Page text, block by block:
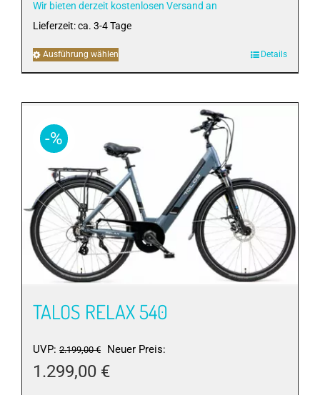
Wir bieten derzeit kostenlosen Versand an
Lieferzeit:ca. 3-4 Tage
Ausführung wählen
Produkt
mehrere
auf.
Die
Optionen
können
auf
der
Produktseite
gewählt
Details
-%
TALOS RELAX 540
UVP: 2.199,00€
Ursprünglicher
Preis
Neuer Preis:
1.299,00 €